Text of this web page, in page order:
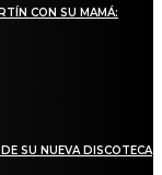
CON SU MAMÁ:
SU NUEVA DISCOTECA